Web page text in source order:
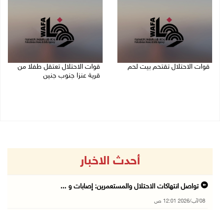
قوات الاحتلال تقتحم بيت لحم
قوات الاحتلال تعتقل طفلا من
قرية عنزا جنوب جنين
أحدث الاخبار
تواصل انتهاكات الاحتلال والمستعمرين: إصابات و ...
08/آب/2026 12:01 ص